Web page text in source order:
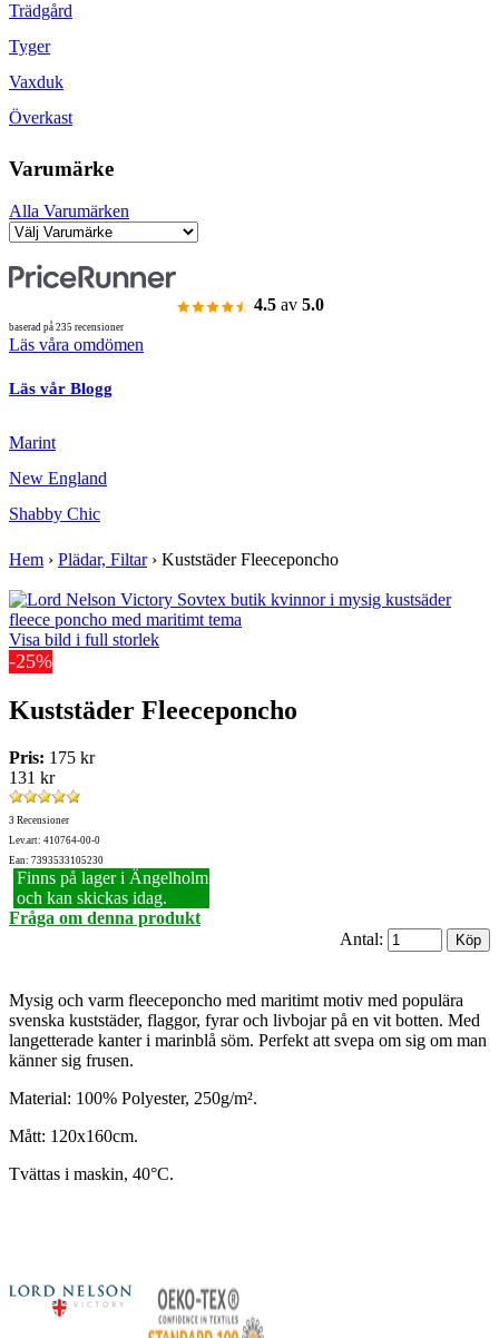
Trädgård
Tyger
Vaxduk
Överkast
Varumärke
Alla Varumärken
4.5 av 5.0
baserad på 235 recensioner
Läs våra omdömen
Läs vår Blogg
Marint
New England
Shabby Chic
Hem › Plädar, Filtar› Kuststäder Fleeceponcho
Visa bild i full storlek
-25%
Kuststäder Fleeceponcho
Pris: 175 kr
131 kr
3 Recensioner
Lev.art: 410764-00-0
Ean: 7393533105230
Finns på lager i Ängelholm
och kan skickas idag.
Fråga om denna produkt
Antal:
Mysig och varm fleeceponcho med maritimt motiv med populära
svenska kuststäder, flaggor, fyrar och livbojar på en vit botten. Med
langetterade kanter i marinblå söm. Perfekt att svepa om sig om man
känner sig frusen.
Material: 100% Polyester, 250g/m².
Mått: 120x160cm.
Tvättas i maskin, 40°C.